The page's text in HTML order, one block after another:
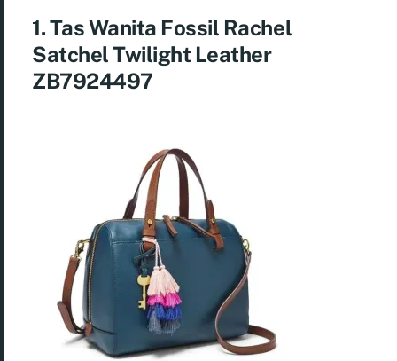
1. Tas Wanita Fossil Rachel
Satchel Twilight Leather
ZB7924497